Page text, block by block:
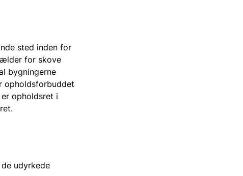
sted inden for
for skove
bygningerne
opholdsforbuddet
opholdsret i
udyrkede